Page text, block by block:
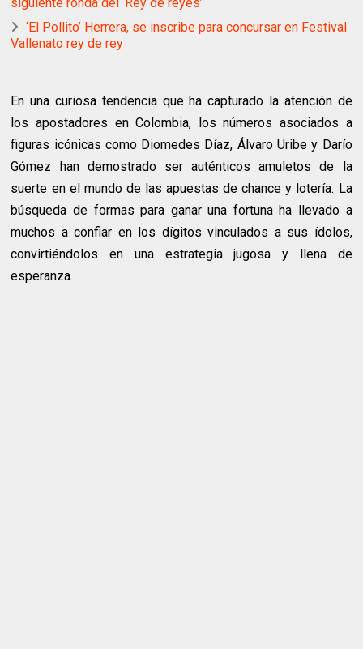
siguiente ronda del ‘Rey de reyes’
‘El Pollito’ Herrera, se inscribe para concursar en Festival
Vallenato rey de rey
En una curiosa tendencia que ha capturado la atención de
los apostadores en Colombia, los números asociados a
figuras icónicas como Diomedes Díaz, Álvaro Uribe y Darío
Gómez han demostrado ser auténticos amuletos de la
suerte en el mundo de las apuestas de chance y lotería. La
búsqueda de formas para ganar una fortuna ha llevado a
muchos a confiar en los dígitos vinculados a sus ídolos,
convirtiéndolos en una estrategia jugosa y llena de
esperanza.